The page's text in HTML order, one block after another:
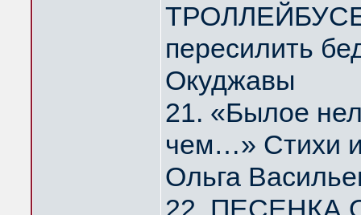
ТРОЛЛЕЙБУСЕ
пересилить
Окуджавы
21. «Былое
чем…» Стихи
Ольга
22. ПЕСЕНКА